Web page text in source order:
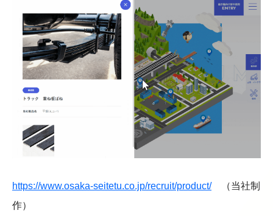
https://www.osaka-seitetu.co.jp/recruit/product/（当社制
作）